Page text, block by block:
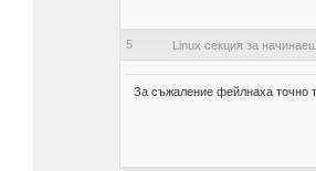
5 Linux секция за
За съжаление фейлнаха точно